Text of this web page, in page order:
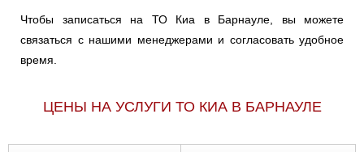
Чтобы записаться на ТО Киа в Барнауле, вы можете
связаться с нашими менеджерами и согласовать удобное
время.
ЦЕНЫ НА УСЛУГИ ТО КИА В БАРНАУЛЕ